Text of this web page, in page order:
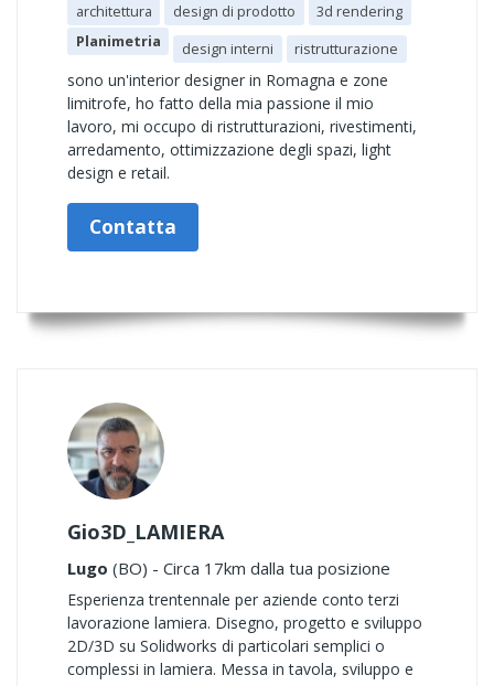
architettura design di prodotto
3d rendering
Planimetria
design interni ristrutturazione
sono un'interior designer in Romagna e zone
limitrofe, ho fatto della mia passione il mio
lavoro, mi occupo di ristrutturazioni, rivestimenti,
arredamento, ottimizzazione degli spazi, light
design e retail.
Contatta
Gio3D_LAMIERA
Lugo (BO) - Circa 17km dalla tua posizione
Esperienza trentennale per aziende conto terzi
lavorazione lamiera. Disegno, progetto e sviluppo
2D/3D su Solidworks di particolari semplici o
complessi in lamiera. Messa in tavola, sviluppo e